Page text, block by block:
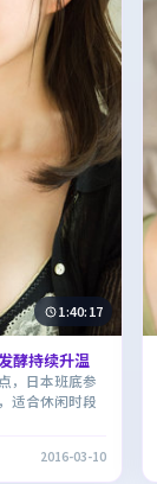
1:40:17
酵持续升温
，日本班底参
适合休闲时段
2016-03-10